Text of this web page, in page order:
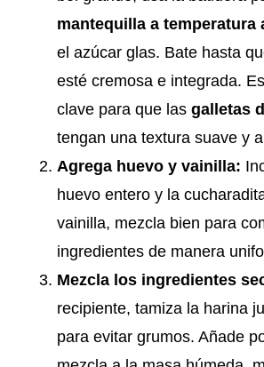
mantequilla a temperatura
el azúcar glas. Bate hasta
esté cremosa e integrada.
clave para que las galletas
tengan una textura suave y
Agrega huevo y vainilla:
huevo entero y la
vainilla, mezcla bien para
ingredientes de manera
Mezcla los ingredientes
recipiente, tamiza la harina
para evitar grumos. Añade